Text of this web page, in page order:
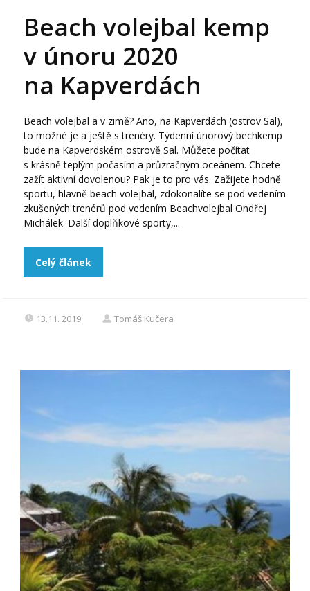
Beach volejbal kemp
v únoru 2020
na Kapverdách
Beach volejbal a v zimě? Ano, na Kapverdách (ostrov Sal),
to možné je a ještě s trenéry. Týdenní únorový bechkemp
bude na Kapverdském ostrově Sal. Můžete počítat
s krásně teplým počasím a průzračným oceánem. Chcete
zažít aktivní dovolenou? Pak je to pro vás. Zažijete hodně
sportu, hlavně beach volejbal, zdokonalíte se pod vedením
zkušených trenérů pod vedením Beachvolejbal Ondřej
Michálek. Další doplňkové sporty,...
Celý článek
13.11. 2019 Tomáš Kučera